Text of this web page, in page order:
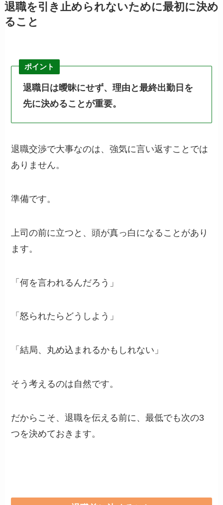
退職を引き止められないために最初に決め
ること
ポイント
退職日は曖昧にせず、理由と最終出勤日を
先に決めることが重要。
退職交渉で大事なのは、強気に言い返すことでは
ありません。
準備です。
上司の前に立つと、頭が真っ白になることがあり
ます。
「何を言われるんだろう」
「怒られたらどうしよう」
「結局、丸め込まれるかもしれない」
そう考えるのは自然です。
だからこそ、退職を伝える前に、最低でも次の3
つを決めておきます。